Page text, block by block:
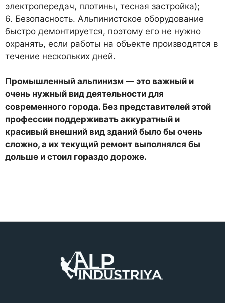
электропередач, плотины, тесная застройка);
6. Безопасность. Альпинистское оборудование
быстро демонтируется, поэтому его не нужно
охранять, если работы на объекте производятся в
течение нескольких дней.
Промышленный альпинизм — это важный и
очень нужный вид деятельности для
современного города. Без представителей этой
профессии поддерживать аккуратный и
красивый внешний вид зданий было бы очень
сложно, а их текущий ремонт выполнялся бы
дольше и стоил гораздо дороже.